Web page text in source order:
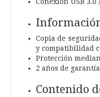
Copia de
y compatibilidad
Protección
2 años de
Contenido